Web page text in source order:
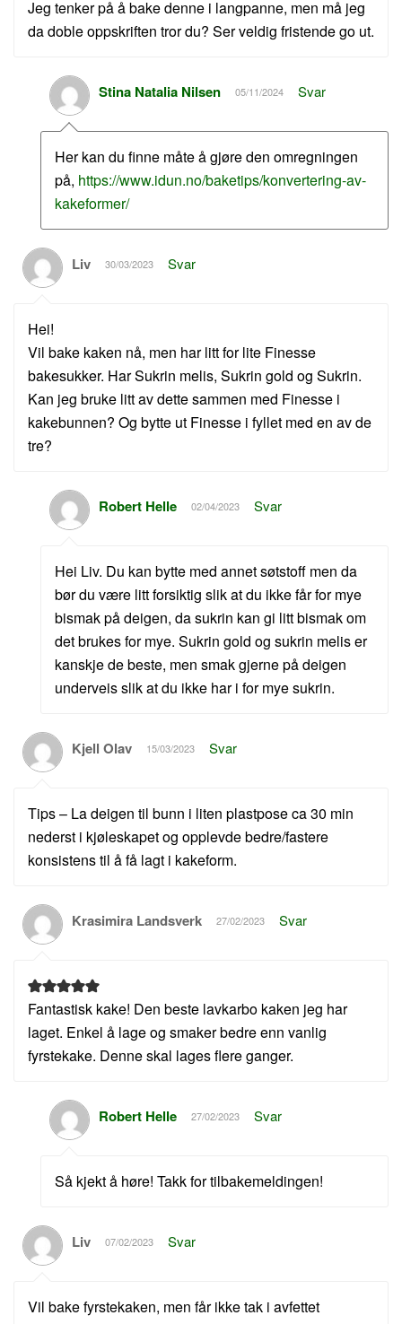
Jeg tenker på å bake denne i langpanne, men må jeg
da doble oppskriften tror du? Ser veldig fristende go ut.
Stina Natalia Nilsen 05/11/2024 Svar
Her kan du finne måte å gjøre den omregningen
på, https://www.idun.no/baketips/konvertering-av-
kakeformer/
Liv 30/03/2023 Svar
Hei!
Vil bake kaken nå, men har litt for lite Finesse
bakesukker. Har Sukrin melis, Sukrin gold og Sukrin.
Kan jeg bruke litt av dette sammen med Finesse i
kakebunnen? Og bytte ut Finesse i fyllet med en av de
tre?
Robert Helle 02/04/2023 Svar
Hei Liv. Du kan bytte med annet søtstoff men da
bør du være litt forsiktig slik at du ikke får for mye
bismak på deigen, da sukrin kan gi litt bismak om
det brukes for mye. Sukrin gold og sukrin melis er
kanskje de beste, men smak gjerne på deigen
underveis slik at du ikke har i for mye sukrin.
Kjell Olav 15/03/2023 Svar
Tips – La deigen til bunn i liten plastpose ca 30 min
nederst i kjøleskapet og opplevde bedre/fastere
konsistens til å få lagt i kakeform.
Krasimira Landsverk 27/02/2023 Svar
Fantastisk kake! Den beste lavkarbo kaken jeg har
laget. Enkel å lage og smaker bedre enn vanlig
fyrstekake. Denne skal lages flere ganger.
Robert Helle 27/02/2023 Svar
Så kjekt å høre! Takk for tilbakemeldingen!
Liv 07/02/2023 Svar
Vil bake fyrstekaken, men får ikke tak i avfettet